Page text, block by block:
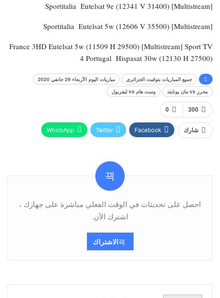
Sportitalia Eutelsat 9e (12341 V 31400) [Multistream]
Sportitalia Eutelsat 5w (12606 V 35500) [Multistream]
France 3HD Eutelsat 5w (11509 H 29500) [Multistream] Sport TV
4 Portugal Hispasat 30w (12130 H 27500)
جميع المباريات بتوقيت الجزائري
مباريات اليوم الأربعاء 29 جانفي 2020
محرز vs مان يونايتد
وست هام vs ليفربول
0 300
شارك Facebook
Twitter
WhatsApp
احصل على تحديثات في الوقت الفعلي مباشرة على جهازك ،
اشترك الآن.
الاشتراك